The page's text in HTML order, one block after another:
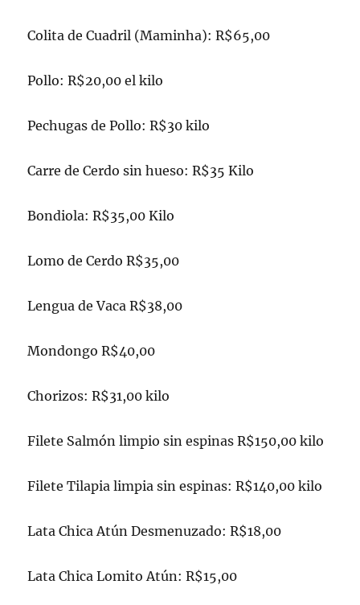
Colita de Cuadril (Maminha): R$65,00
Pollo: R$20,00 el kilo
Pechugas de Pollo: R$30 kilo
Carre de Cerdo sin hueso: R$35 Kilo
Bondiola: R$35,00 Kilo
Lomo de Cerdo R$35,00
Lengua de Vaca R$38,00
Mondongo R$40,00
Chorizos: R$31,00 kilo
Filete Salmón limpio sin espinas R$150,00 kilo
Filete Tilapia limpia sin espinas: R$140,00 kilo
Lata Chica Atún Desmenuzado: R$18,00
Lata Chica Lomito Atún: R$15,00